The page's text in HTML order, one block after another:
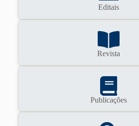
Editais
Revista
Publicações